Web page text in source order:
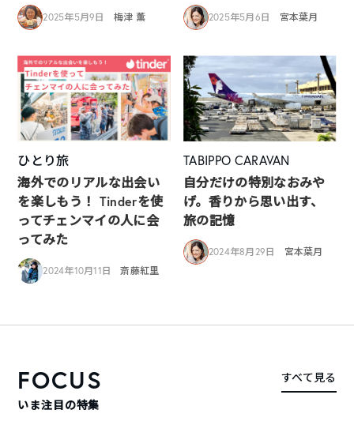
2025年5月9日 梅津 薫 2025年5月6日 宮本葉月
ひとり旅
海外でのリアルな出会い
を楽しもう！ Tinderを使
ってチェンマイの人に会
ってみた
2024年10月11日 斎藤紅里
TABIPPO CARAVAN
自分だけの特別なおみや
げ。香りから思い出す、
旅の記憶
2024年8月29日 宮本葉月
FOCUS
いま注目の特集
すべて見る